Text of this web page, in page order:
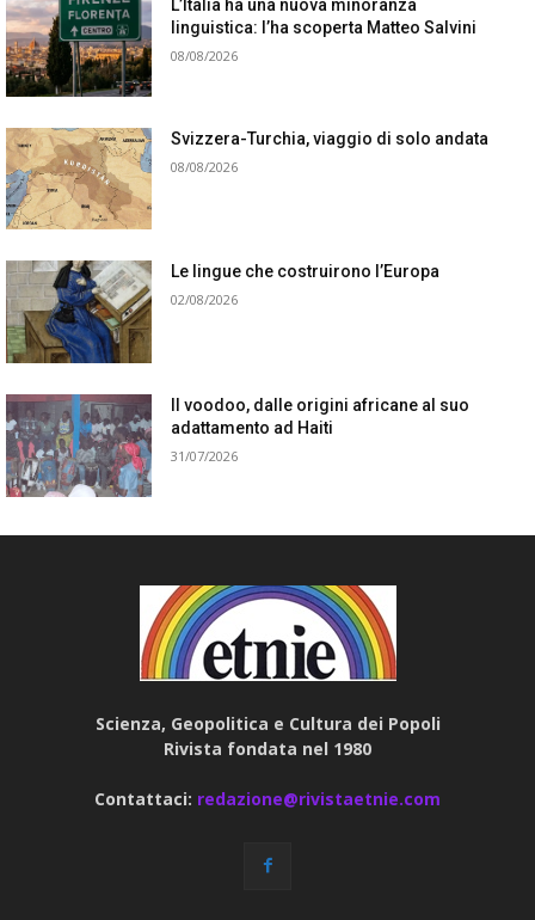
L’Italia ha una nuova minoranza
linguistica: l’ha scoperta Matteo Salvini
08/08/2026
Svizzera-Turchia, viaggio di solo andata
08/08/2026
Le lingue che costruirono l’Europa
02/08/2026
Il voodoo, dalle origini africane al suo
adattamento ad Haiti
31/07/2026
Scienza, Geopolitica e Cultura dei Popoli
Rivista fondata nel 1980
Contattaci: redazione@rivistaetnie.com